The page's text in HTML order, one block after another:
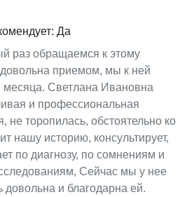
Да
раз обращаемся к этому
приемом, мы к ней
Светлана Ивановна
и профессиональная
не торопилась, обстоятельно ко
нашу историю, консультирует,
по диагнозу, по сомнениям и
Сейчас мы у нее
и благодарна ей.